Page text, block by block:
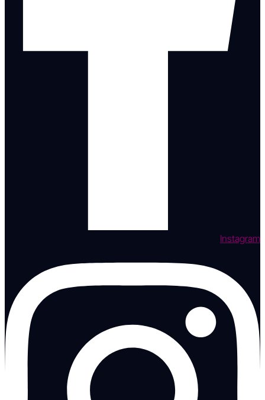
Instagram